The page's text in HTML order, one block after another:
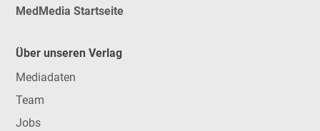
MedMedia Startseite
Über unseren Verlag
Mediadaten
Team
Jobs